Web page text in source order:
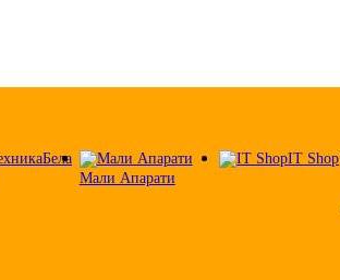
Бела
Мали Апарати
IT Shop